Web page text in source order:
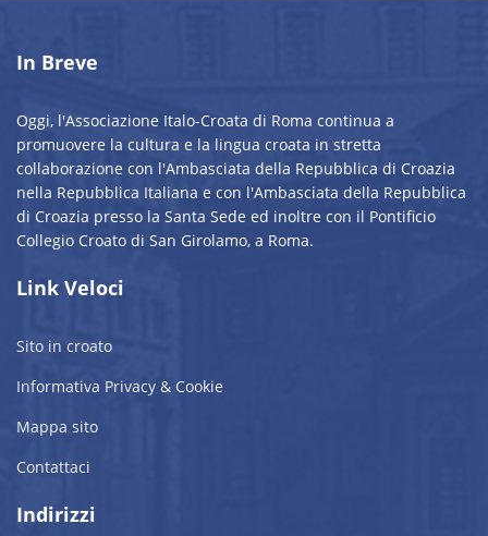
In Breve
Oggi, l'Associazione Italo-Croata di Roma continua a
promuovere la cultura e la lingua croata in stretta
collaborazione con l'Ambasciata della Repubblica di Croazia
nella Repubblica Italiana e con l'Ambasciata della Repubblica
di Croazia presso la Santa Sede ed inoltre con il Pontificio
Collegio Croato di San Girolamo, a Roma.
Link Veloci
Sito in croato
Informativa Privacy & Cookie
Mappa sito
Contattaci
Indirizzi